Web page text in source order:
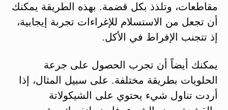
مقاطعات، وتلذذ بكل قضمة. بهذه الطريقة يمكنك
أن تجعل من الاستسلام للإغراءات تجربة إيجابية،
إذ تتجنب الإفراط في الأكل.
يمكنك أيضاً أن تجرب الحصول على جرعة
الحلويات بطريقة مختلفة. على سبيل المثال، إذا
أردت تناول شيء يحتوي على الشيكولاتة